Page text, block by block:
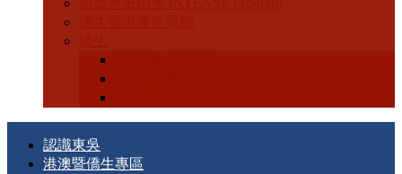
認識東吳
港澳暨僑生專區